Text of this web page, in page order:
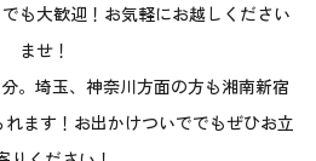
も大歓迎！お気軽にお越しください
ませ！
。埼玉、神奈川方面の方も湘南新宿
ます！お出かけついででもぜひお立